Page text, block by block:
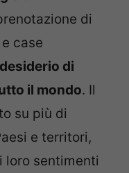
di
case
desiderio di
il mondo. Il
su più di
e territori,
loro sentimenti